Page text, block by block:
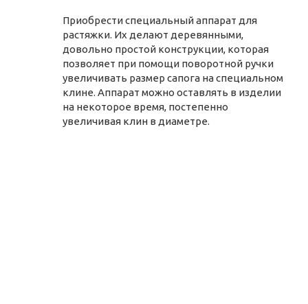
Приобрести специальный аппарат для
растяжки. Их делают деревянными,
довольно простой конструкции, которая
позволяет при помощи поворотной ручки
увеличивать размер сапога на специальном
клине. Аппарат можно оставлять в изделии
на некоторое время, постепенно
увеличивая клин в диаметре.